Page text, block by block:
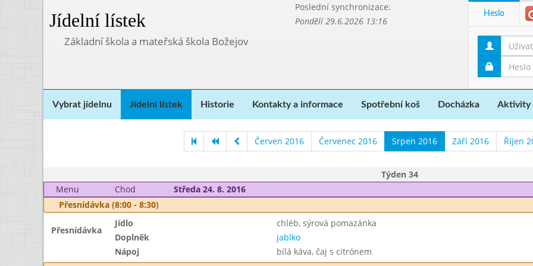
Jídelní lístek
Poslední synchronizace:
Pondělí 29.6.2026 13:16
Základní škola a mateřská škola Božejov
Heslo
Vybrat jídelnu Jídelní lístek Historie Kontakty a informace Spotřební koš Docházka Aktivity
Červen 2016 Červenec 2016 Srpen 2016 Září 2016 Říjen
Týden 34
Menu
Chod
Středa 24. 8. 2016
Přesnídávka (8:00 - 8:30)
Přesnídávka
Jídlo
chléb, sýrová pomazánka
Doplněk
jablko
Nápoj
bílá káva, čaj s citrónem